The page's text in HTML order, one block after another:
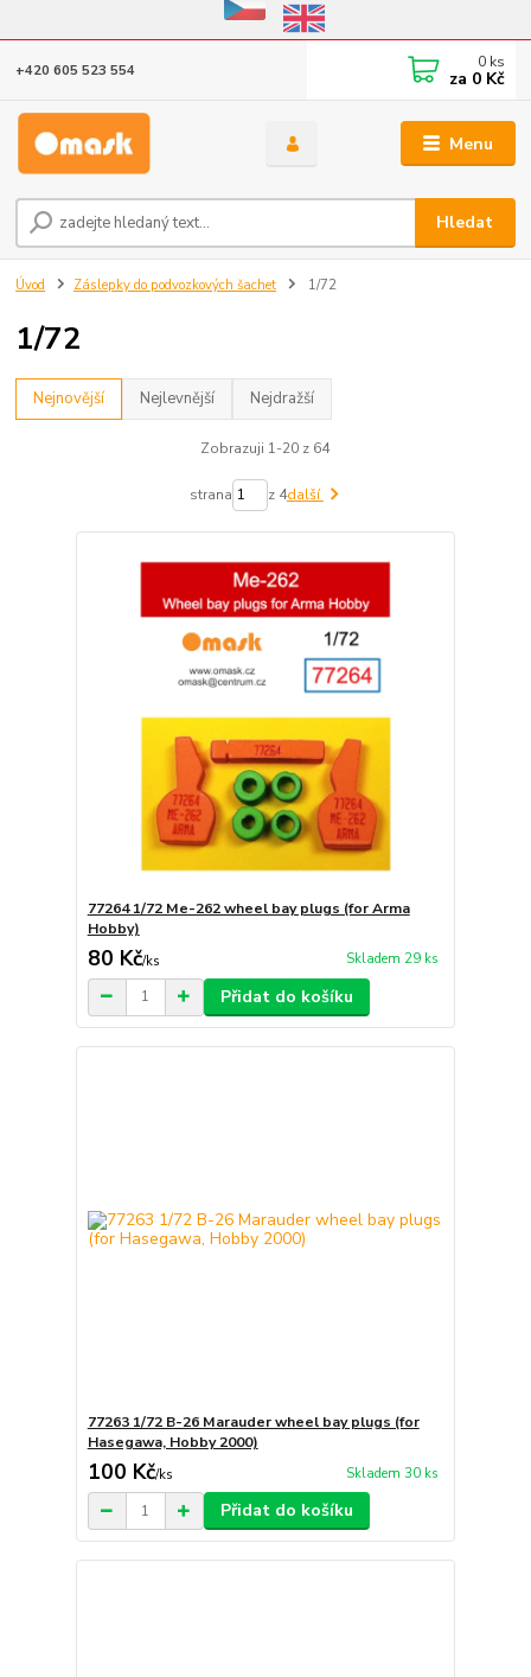
Eshop v provozu do 31.10.2026
Menu
Hledat
+420 605 523 554 0 ks
za 0 Kč
Úvod Záslepky do podvozkových šachet 1/72
1/72
Nejnovější Nejlevnější Nejdražší
Zobrazuji 1-20 z 64
strana z 4další
77264 1/72 Me-262 wheel bay plugs (for Arma
Hobby)
80 Kč/ks Skladem 29 ks
Přidat do košíku
77263 1/72 B-26 Marauder wheel bay plugs (for
Hasegawa, Hobby 2000)
100 Kč/ks Skladem 30 ks
Přidat do košíku